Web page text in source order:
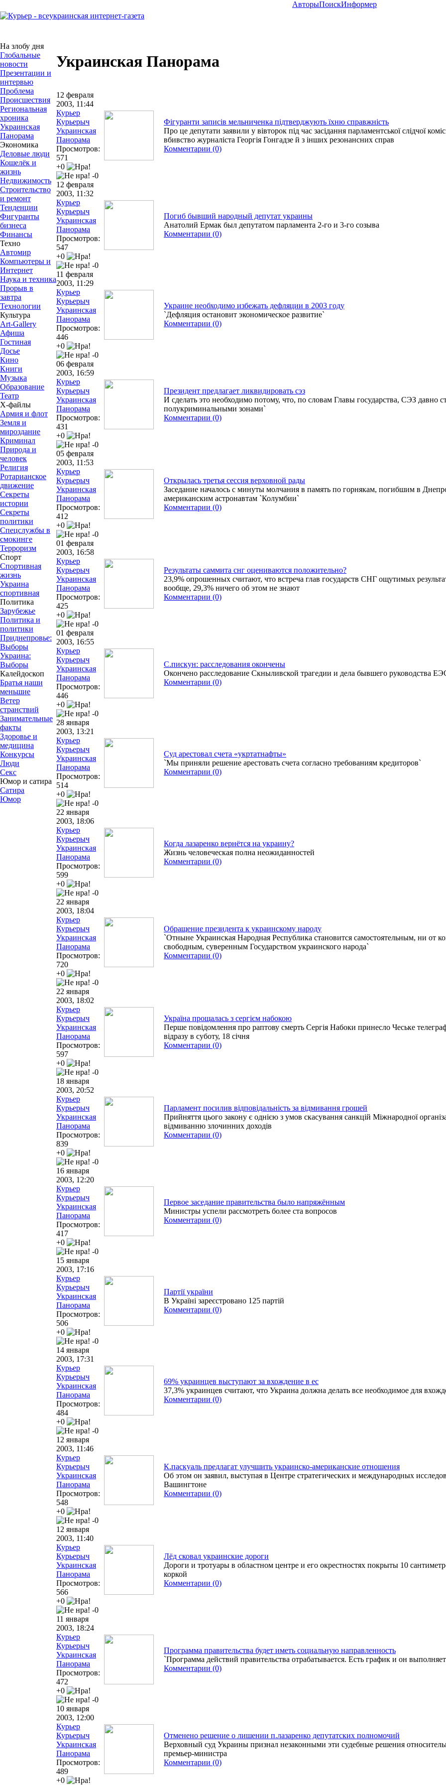
АвторыПоискИнформер
На злобу дня
Глобальные
новости
Презентации и
интервью
Проблема
Происшествия
Региональная
хроника
Украинская
Панорама
Экономика
Деловые люди
Кошелёк и
жизнь
Недвижимость
Строительство
и ремонт
Тенденции
Фигуранты
бизнеса
Финансы
Техно
Автомир
Компьютеры и
Интернет
Наука и техника
Прорыв в
завтра
Технологии
Культура
Art-Gallery
Афиша
Гостиная
Досье
Кино
Книги
Музыка
Образование
Театр
Х-файлы
Армия и флот
Земля и
мироздание
Криминал
Природа и
человек
Религия
Ротарианское
движение
Секреты
истории
Секреты
политики
Спецслужбы в
смокинге
Терроризм
Спорт
Спортивная
жизнь
Украина
спортивная
Политика
Зарубежье
Политика и
политики
Приднепровье:
Выборы
Украина:
Выборы
Калейдоскоп
Братья наши
меньшие
Ветер
странствий
Занимательные
факты
Здоровье и
медицина
Конкурсы
Люди
Секс
Юмор и сатира
Сатира
Юмор
Украинская Панорама
12 февраля
2003, 11:44
Курьер
Курьерыч
Украинская
Панорама
Просмотров:
571
+0
-0
Фігуранти записів мельниченка підтверджують їхню справжність
Про це депутати заявили у вівторок під час засідання парламентської слідчої
вбивство журналіста Георгія Гонгадзе й з інших резонансних справ
Комментарии (0)
12 февраля
2003, 11:32
Курьер
Курьерыч
Украинская
Панорама
Просмотров:
547
+0
-0
Погиб бывший народный депутат украины
Анатолий Ермак был депутатом парламента 2-го и 3-го созыва
Комментарии (0)
11 февраля
2003, 11:29
Курьер
Курьерыч
Украинская
Панорама
Просмотров:
446
+0
-0
Украине необходимо избежать дефляции в 2003 году
`Дефляция остановит экономическое развитие`
Комментарии (0)
06 февраля
2003, 16:59
Курьер
Курьерыч
Украинская
Панорама
Просмотров:
431
+0
-0
Президент предлагает ликвидировать сэз
И сделать это необходимо потому, что, по словам Главы государства, СЭЗ давно
полукриминальными зонами`
Комментарии (0)
05 февраля
2003, 11:53
Курьер
Курьерыч
Украинская
Панорама
Просмотров:
412
+0
-0
Открылась третья сессия верховной рады
Заседание началось с минуты молчания в память по горнякам, погибшим в
американским астронавтам `Колумбии`
Комментарии (0)
01 февраля
2003, 16:58
Курьер
Курьерыч
Украинская
Панорама
Просмотров:
425
+0
-0
Результаты саммита снг оцениваются положительно?
23,9% опрошенных считают, что встреча глав государств СНГ ощутимых
вообще, 29,3% ничего об этом не знают
Комментарии (0)
01 февраля
2003, 16:55
Курьер
Курьерыч
Украинская
Панорама
Просмотров:
446
+0
-0
С.пискун: расследования окончены
Окончено расследование Скныливской трагедии и дела бывшего руководства
Комментарии (0)
28 января
2003, 13:21
Курьер
Курьерыч
Украинская
Панорама
Просмотров:
514
+0
-0
Суд арестовал счета «укртатнафты»
`Мы приняли решение арестовать счета согласно требованиям кредиторов`
Комментарии (0)
22 января
2003, 18:06
Курьер
Курьерыч
Украинская
Панорама
Просмотров:
599
+0
-0
Когда лазаренко вернётся на украину?
Жизнь человеческая полна неожиданностей
Комментарии (0)
22 января
2003, 18:04
Курьер
Курьерыч
Украинская
Панорама
Просмотров:
720
+0
-0
Обращение президента к украинскому народу
`Отныне Украинская Народная Республика становится самостоятельным, ни от
свободным, суверенным Государством украинского народа`
Комментарии (0)
22 января
2003, 18:02
Курьер
Курьерыч
Украинская
Панорама
Просмотров:
597
+0
-0
Україна прощалась з сергієм набокою
Перше повідомлення про раптову смерть Сергія Набоки принесло Чеське
відразу в суботу, 18 січня
Комментарии (0)
18 января
2003, 20:52
Курьер
Курьерыч
Украинская
Панорама
Просмотров:
839
+0
-0
Парламент посилив відповідальність за відмивання грошей
Прийняття цього закону є однією з умов скасування санкцій Міжнародної
відмиванню злочинних доходів
Комментарии (0)
16 января
2003, 12:20
Курьер
Курьерыч
Украинская
Панорама
Просмотров:
417
+0
-0
Первое заседание правительства было напряжённым
Министры успели рассмотреть более ста вопросов
Комментарии (0)
15 января
2003, 17:16
Курьер
Курьерыч
Украинская
Панорама
Просмотров:
506
+0
-0
Партії україни
В Україні зареєстровано 125 партій
Комментарии (0)
14 января
2003, 17:31
Курьер
Курьерыч
Украинская
Панорама
Просмотров:
484
+0
-0
69% украинцев выступают за вхождение в ес
37,3% украинцев считают, что Украина должна делать все необходимое для
Комментарии (0)
12 января
2003, 11:46
Курьер
Курьерыч
Украинская
Панорама
Просмотров:
548
+0
-0
К.паскуаль предлагат улучшить украинско-американские отношения
Об этом он заявил, выступая в Центре стратегических и международных
Вашингтоне
Комментарии (0)
12 января
2003, 11:40
Курьер
Курьерыч
Украинская
Панорама
Просмотров:
566
+0
-0
Лёд сковал украинские дороги
Дороги и тротуары в областном центре и его окрестностях покрыты 10
коркой
Комментарии (0)
11 января
2003, 18:24
Курьер
Курьерыч
Украинская
Панорама
Просмотров:
472
+0
-0
Программа правительства будет иметь социальную направленность
`Программа действий правительства отрабатывается. Есть график и он
Комментарии (0)
10 января
2003, 12:00
Курьер
Курьерыч
Украинская
Панорама
Просмотров:
489
+0
Отменено решение о лишении п.лазаренко депутатских полномочий
Верховный суд Украины признал незаконными эти судебные решения
премьер-министра
Комментарии (0)